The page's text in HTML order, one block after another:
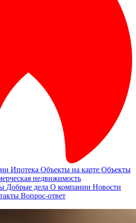
Ипотека Объекты на карте Объекты
недвижимость
Добрые дела О компании Новости
Вопрос-ответ